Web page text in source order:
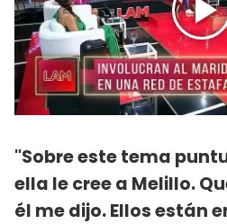
"Sobre este tema
ella le cree a Melillo.
él me dijo. Ellos están